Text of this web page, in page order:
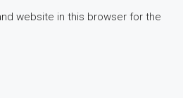
website in this browser for the